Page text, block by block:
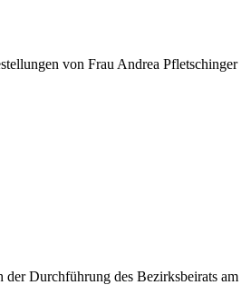
von Frau Andrea Pfletschinger
Durchführung des Bezirksbeirats am